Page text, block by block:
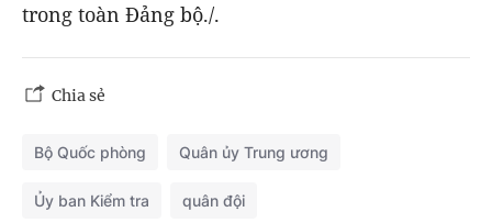
trong toàn Đảng bộ./.
Chia sẻ
Bộ Quốc phòng Quân ủy Trung ương
Ủy ban Kiểm tra quân đội